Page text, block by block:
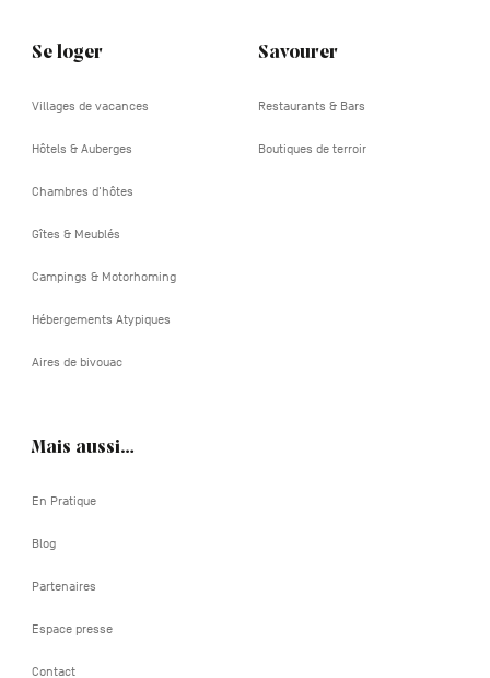
Se loger
Villages de vacances
Hôtels & Auberges
Chambres d'hôtes
Gîtes & Meublés
Campings & Motorhoming
Hébergements Atypiques
Aires de bivouac
Savourer
Restaurants & Bars
Boutiques de terroir
Mais aussi…
En Pratique
Blog
Partenaires
Espace presse
Contact